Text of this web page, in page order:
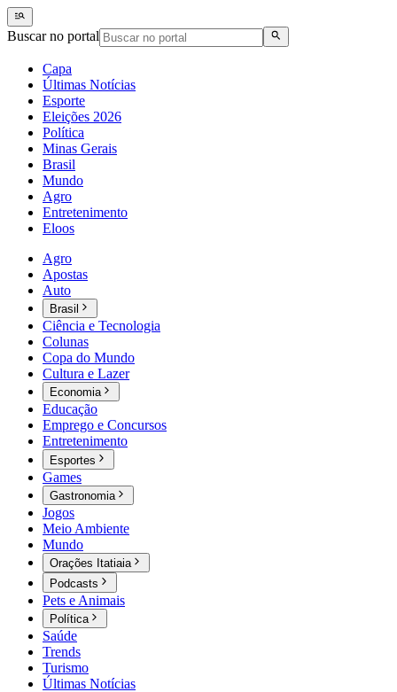
Buscar no portal
Capa
Últimas Notícias
Esporte
Eleições 2026
Política
Minas Gerais
Brasil
Mundo
Agro
Entretenimento
Eloos
Agro
Apostas
Auto
Brasil
Ciência e Tecnologia
Colunas
Copa do Mundo
Cultura e Lazer
Economia
Educação
Emprego e Concursos
Entretenimento
Esportes
Games
Gastronomia
Jogos
Meio Ambiente
Mundo
Orações Itatiaia
Podcasts
Pets e Animais
Política
Saúde
Trends
Turismo
Últimas Notícias